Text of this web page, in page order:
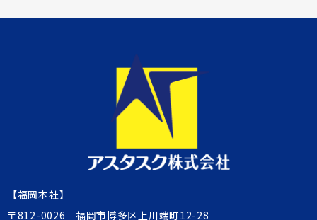
【福岡本社】
〒812-0026 福岡市博多区上川端町12-28